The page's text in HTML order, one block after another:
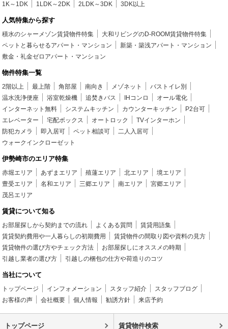
1K～1DK 1LDK～2DK 2LDK～3DK 3DK以上
人気特集から探す
積水のシャーメゾン賃貸物件特集
大和リビングのD-ROOM賃貸物件特集
ペットと暮らせるアパート・マンション
新築・築浅アパート・マンション
敷金・礼金ゼロアパート・マンション
物件特集一覧
2階以上 最上階 角部屋 南向き メゾネット
バストイレ別
温水洗浄便座
浴室乾燥機 追焚きバス IHコンロ
オール電化
インターネット無料
システムキッチン カウンターキッチン
P2台可
エレベーター
宅配ボックス オートロック
TVインターホン
防犯カメラ
即入居可 ペット相談可
二人入居可
ウォークインクローゼット
伊勢崎市のエリア特集
赤堀エリア あずまエリア 殖蓮エリア 北エリア
境エリア
豊受エリア
名和エリア 三郷エリア 南エリア
宮郷エリア
茂呂エリア
賃貸について知る
お部屋探しから契約までの流れ よくある質問
賃貸用語集
賃貸契約費用や一人暮らしの初期費用
賃貸物件の間取り図や資料の見方
賃貸物件の選び方やチェック方法
お部屋探しにオススメの時期
引越し業者の選び方
引越しの梱包の仕方や荷造りのコツ
当社について
トップページ インフォメーション スタッフ紹介
スタッフブログ
お客様の声
会社概要 個人情報 勧誘方針 来店予約
トップページ 賃貸物件検索